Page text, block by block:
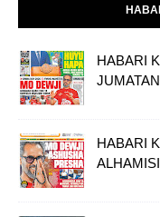
HABARI
HABARI